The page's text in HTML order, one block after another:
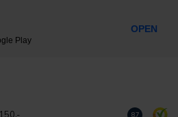
8.7
Play
OPEN